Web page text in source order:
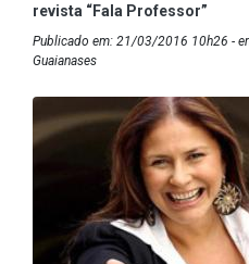
revista “Fala Professor”
Publicado em: 21/03/2016 10h26 -
Guaianases